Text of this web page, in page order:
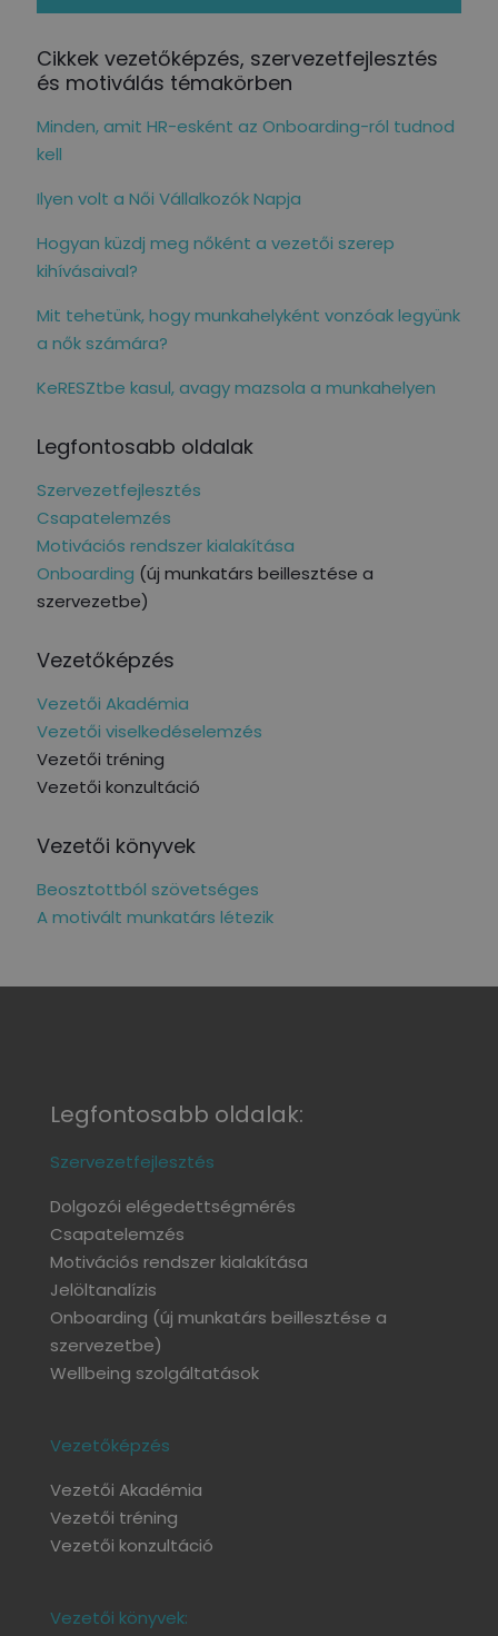
Cikkek vezetőképzés, szervezetfejlesztés
és motiválás témakörben
Minden, amit HR-esként az Onboarding-ról tudnod
kell
Ilyen volt a Női Vállalkozók Napja
Hogyan küzdj meg nőként a vezetői szerep
kihívásaival?
Mit tehetünk, hogy munkahelyként vonzóak legyünk
a nők számára?
KeRESZtbe kasul, avagy mazsola a munkahelyen
Legfontosabb oldalak
Szervezetfejlesztés
Csapatelemzés
Motivációs rendszer kialakítása
Onboarding (új munkatárs beillesztése a
szervezetbe)
Vezetőképzés
Vezetői Akadémia
Vezetői viselkedéselemzés
Vezetői tréning
Vezetői konzultáció
Vezetői könyvek
Beosztottból szövetséges
A motivált munkatárs létezik
Legfontosabb oldalak:
Szervezetfejlesztés
Dolgozói elégedettségmérés
Csapatelemzés
Motivációs rendszer kialakítása
Jelöltanalízis
Onboarding (új munkatárs beillesztése a
szervezetbe)
Wellbeing szolgáltatások
Vezetőképzés
Vezetői Akadémia
Vezetői tréning
Vezetői konzultáció
Vezetői könyvek: